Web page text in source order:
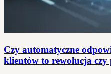
Czy automatyczne
klientów to rewolucja czy